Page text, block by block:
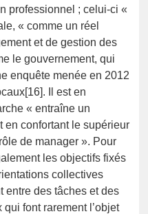
professionnel ; celui-ci «
« comme un réel
et de gestion des
le gouvernement, qui
enquête menée en 2012
Il est en
« entraîne un
en confortant le supérieur
de manager ». Pour
les objectifs fixés
collectives
entre des tâches et des
font rarement l’objet